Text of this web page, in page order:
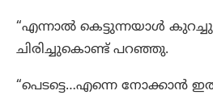
“എന്നാൽ കെട്ടുന്നയാൾ
ചിരിച്ചുകൊണ്ട് പറഞ്ഞു.
“പെടട്ടെ…എന്നെ നോക്കാൻ